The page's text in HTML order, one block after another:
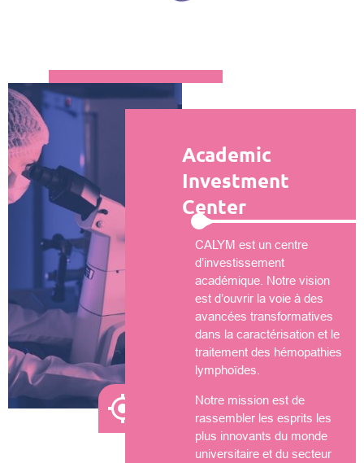
Academic
Investment
Center
CALYM est un centre
d’investissement
académique. Notre vision
est d’ouvrir la voie à des
avancées transformatives
dans la caractérisation et le
traitement des hémopathies
lymphoïdes.
Notre mission est de
rassembler les esprits les
plus innovants du monde
universitaire et du secteur